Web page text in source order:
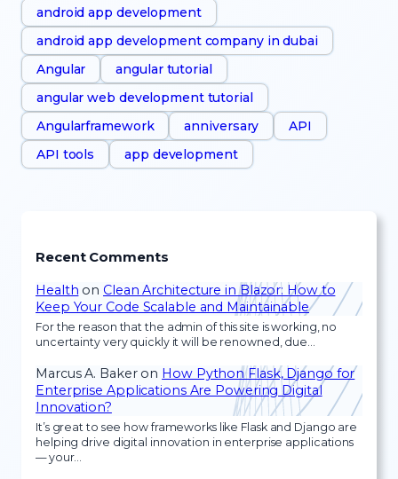
android app development
android app development company in dubai
Angular
angular tutorial
angular web development tutorial
Angularframework
anniversary
API
API tools
app development
Recent Comments
Health on Clean Architecture in Blazor: How to
Keep Your Code Scalable and Maintainable
For the reason that the admin of this site is working, no
uncertainty very quickly it will be renowned, due…
Marcus A. Bakeron How Python Flask, Django for
Enterprise Applications Are Powering Digital
Innovation?
It’s great to see how frameworks like Flask and Django are
helping drive digital innovation in enterprise applications
— your…